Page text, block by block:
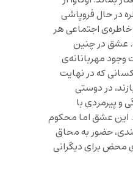
در حال فروپاشی
اجتماعی هر
عشق در چنین
وجود مهربانانه‌ی
که در نهایت
در دوستی
و پیرمردی با
این عشق اما محکوم
حضور به محاق
محض برای دیگرانی